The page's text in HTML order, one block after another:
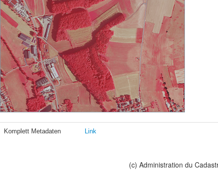
Komplett Metadaten Link
(c) Administration du